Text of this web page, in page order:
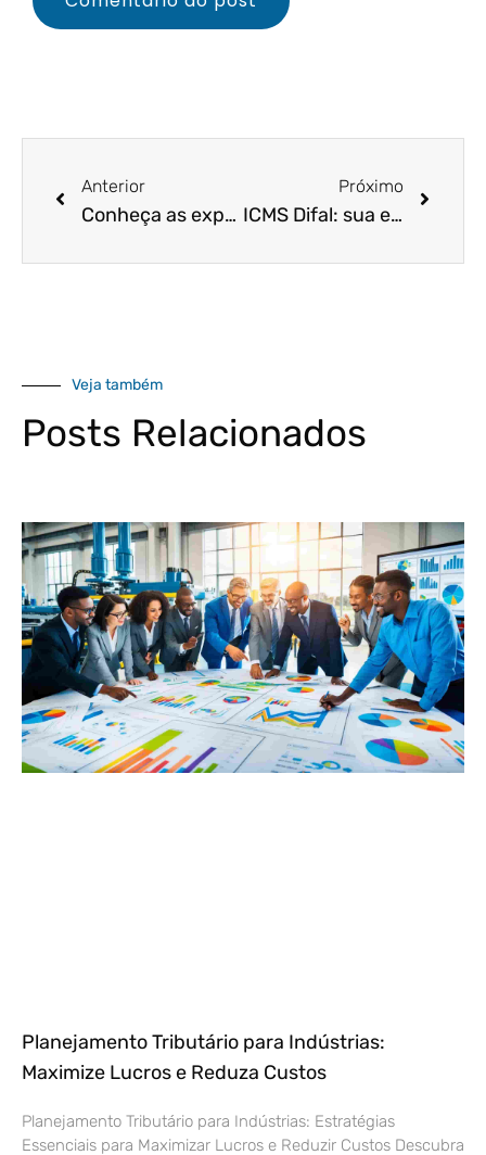
Anterior
Conheça as expectativas tributárias e econômicas para 2022
Próximo
ICMS Difal: sua empresa terá que recolhê-lo em 2022?
Veja também
Posts Relacionados
Planejamento Tributário para Indústrias:
Maximize Lucros e Reduza Custos
Planejamento Tributário para Indústrias: Estratégias
Essenciais para Maximizar Lucros e Reduzir Custos Descubra